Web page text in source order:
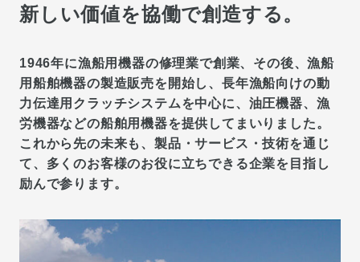
新しい価値を協働で創造する。
1946年に漁船用機器の修理業で創業、その後、漁船
用船舶機器の製造販売を開始し、長年漁船向けの動
力伝達用クラッチシステムを中心に、油圧機器、漁
労機器などの船舶用機器を提供してまいりました。
これから先の未来も、製品・サービス・技術を通じ
て、多くのお客様のお役に立ちできる企業を目指し
励んで参ります。